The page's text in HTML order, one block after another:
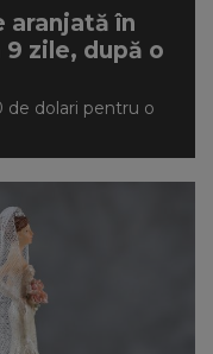
aranjată în
zile, după o
de dolari pentru o